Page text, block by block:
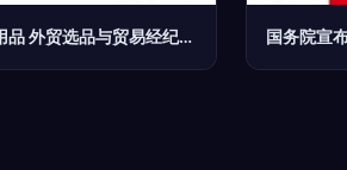
2020年最畅销的10种厨房用品 外贸选品与贸易经纪指南